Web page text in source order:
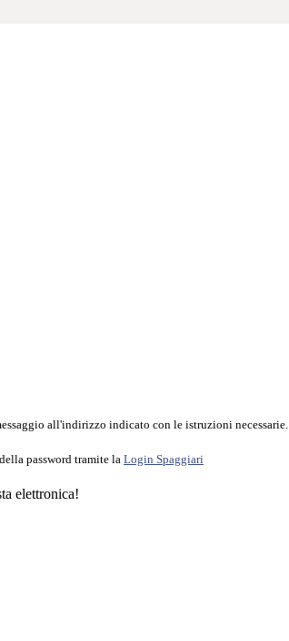
all'indirizzo indicato con le istruzioni necessarie.
password tramite la Login Spaggiari
elettronica!